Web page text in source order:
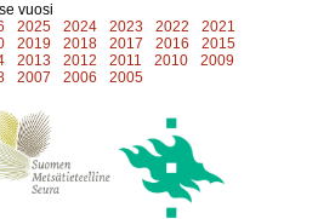
vuosi
2025 2024 2023 2022
2021
2019 2018 2017 2016
2015
2013 2012 2011 2010
2009
2007 2006 2005